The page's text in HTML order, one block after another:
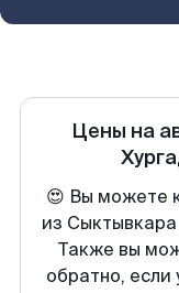
Цены на
😍 Вы можете
из Сыктывкара
Также вы
обратно,